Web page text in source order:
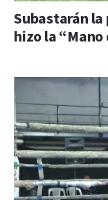
Subastarán la
hizo la “Mano